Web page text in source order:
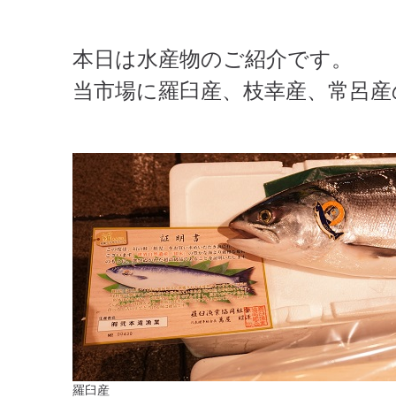
本日は水産物のご紹介です。
当市場に羅臼産、枝幸産、常呂
羅臼産